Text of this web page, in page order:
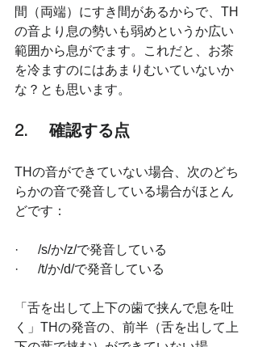
間（両端）にすき間があるからで、TH
の音より息の勢いも弱めというか広い
範囲から息がでます。これだと、お茶
を冷ますのにはあまりむいていないか
な？とも思います。
2. 　確認する点
THの音ができていない場合、次のどち
らかの音で発音している場合がほとん
どです：
·      /s/か/z/で発音している
·      /t/か/d/で発音している
「舌を出して上下の歯で挟んで息を吐
く」THの発音の、前半（舌を出して上